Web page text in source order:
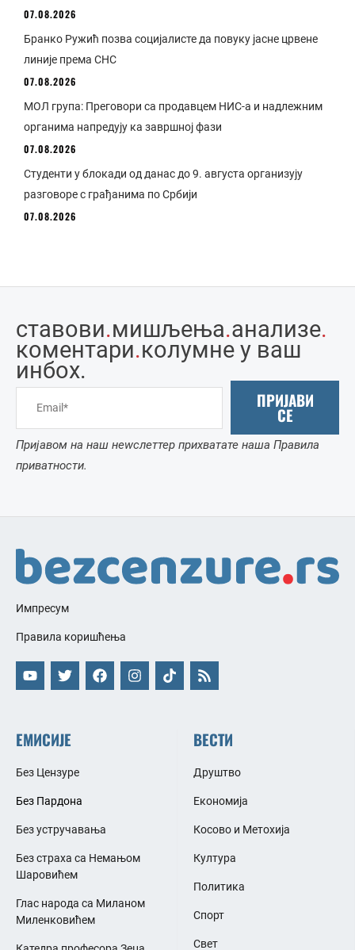
07.08.2026
Бранко Ружић позва социјалисте да повуку јасне црвене
линије према СНС
07.08.2026
МОЛ група: Преговори са продавцем НИС-а и надлежним
органима напредују ка завршној фази
07.08.2026
Студенти у блокади од данас до 9. августа организују
разговоре с грађанима по Србији
07.08.2026
ставови.мишљења.анализе.
коментари.колумне у ваш
инбоx.
ПРИЈАВИ
СЕ
Пријавом на наш неwслеттер прихватате наша Правила
приватности.
Импресум
Правила коришћења
ЕМИСИЈЕ
Без Цензуре
Без Пардона
Без устручавања
Без страха са Немањом
Шаровићем
Глас народа са Миланом
Миленковићем
ВЕСТИ
Друштво
Економија
Косово и Метохија
Култура
Политика
Спорт
Свет